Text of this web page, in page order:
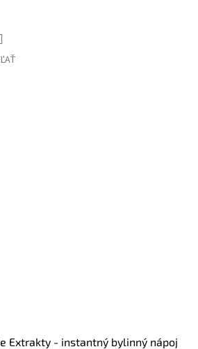
Extrakty - instantný bylinný nápoj